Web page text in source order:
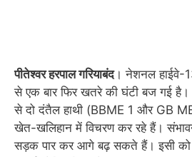
पीतेश्वर हरपाल गरियाबंद। नेशनल हाईवे-
से एक बार फिर खतरे की घंटी बज गई है।
से दो दंतैल हाथी (BBME 1 और GB
खेत-खलिहान में विचरण कर रहे हैं।
सड़क पार कर आगे बढ़ सकते हैं। इसी को